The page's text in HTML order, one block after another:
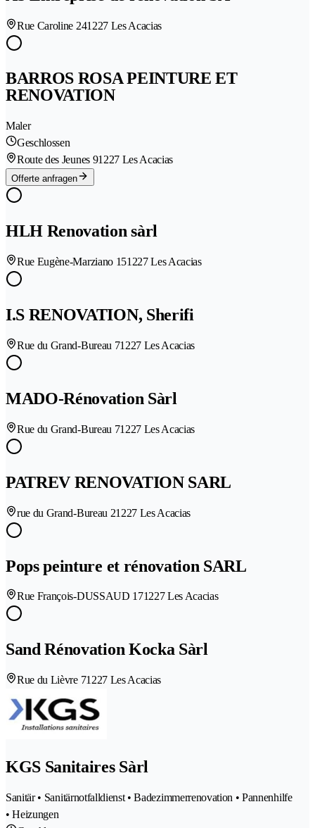
Rue Caroline 241227 Les Acacias
BARROS ROSA PEINTURE ET
RENOVATION
Maler
Geschlossen
Route des Jeunes 91227 Les Acacias
Offerte anfragen
HLH Renovation sàrl
Rue Eugène-Marziano 151227 Les Acacias
I.S RENOVATION, Sherifi
Rue du Grand-Bureau 71227 Les Acacias
MADO-Rénovation Sàrl
Rue du Grand-Bureau 71227 Les Acacias
PATREV RENOVATION SARL
rue du Grand-Bureau 21227 Les Acacias
Pops peinture et rénovation SARL
Rue François-DUSSAUD 171227 Les Acacias
Sand Rénovation Kocka Sàrl
Rue du Lièvre 71227 Les Acacias
KGS Sanitaires Sàrl
Sanitär • Sanitärnotfalldienst • Badezimmerrenovation • Pannenhilfe
• Heizungen